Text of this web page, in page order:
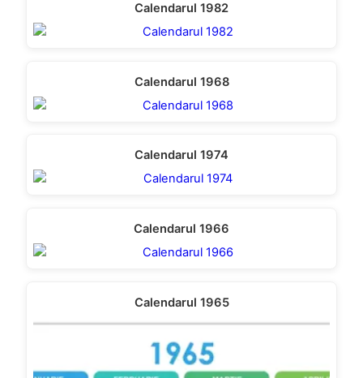
Calendarul 1982
Calendarul 1968
Calendarul 1974
Calendarul 1966
Calendarul 1965